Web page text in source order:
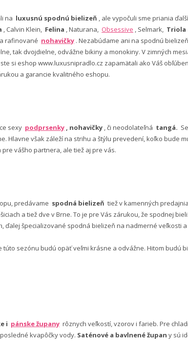
na luxusnú spodnú bielizeň , ale vypočuli sme priania
, Calvin Klein, Felina , Naturana, Obsessive , Selmark, Triola
a rafinované nohavičky . Nezabúdame ani na spodnú
tak dvojdielne, odvážne bikiny a monokiny. V zimných
si eshop www.luxusnipradlo.cz zapamätali ako Váš
a garancie kvalitného eshopu.
sexy podprsenky , nohavičky , či neodolateľná tangá.
Hlavne však záleží na strihu a štýlu prevedení, koľko bude
vášho partnera, ale tiež aj pre vás.
predávame spodná bielizeň tiež v kamenných
a tiež dve v Brne. To je pre Vás zárukou, že spodnej
špecializované spodná bielizeň na nadmerné veľkosti
túto sezónu budú opäť veľmi krásne a odvážne. Hitom budú
i pánske župany rôznych veľkostí, vzorov i farieb. Pre
kvapôčky vody. Saténové a bavlnené župan y sú